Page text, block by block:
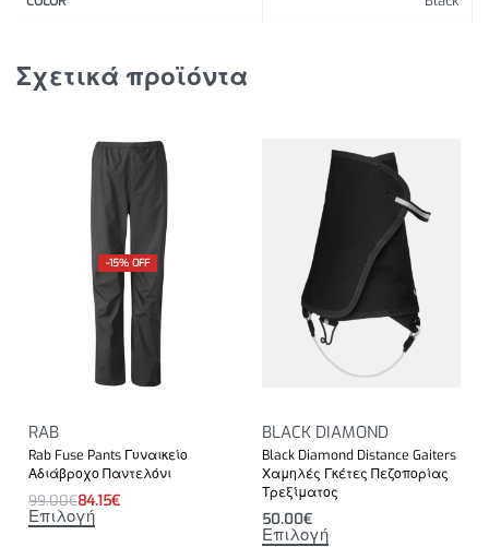
Σχετικά προϊόντα
-15% OFF
RAB
Rab Fuse Pants Γυναικείο
Αδιάβροχο Παντελόνι
99.00€84.15€
Επιλογή
BLACK DIAMOND
Black Diamond Distance Gaiters
Χαμηλές Γκέτες Πεζοπορίας
Τρεξίματος
50.00€
Επιλογή